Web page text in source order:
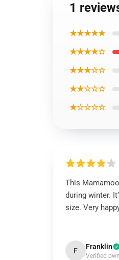
1
★★★★★
★★★★☆
★★★☆☆
★★☆☆☆
★☆☆☆☆
This
during winter.
size. Very
F Franklin
Verified